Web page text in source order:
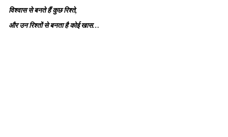
विश्वास से बनते हैं कुछ रिश्ते,
और उन रिश्तों से बनता है कोई खास…